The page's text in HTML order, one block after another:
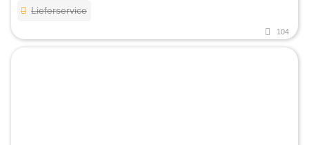
Lieferservice
104